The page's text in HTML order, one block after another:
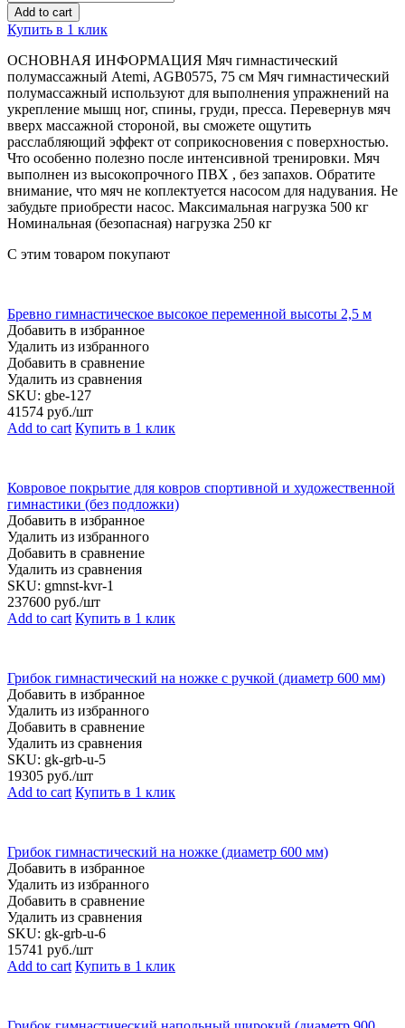
Add to cart
Купить в 1 клик
ОСНОВНАЯ ИНФОРМАЦИЯ Мяч гимнастический
полумассажный Atemi, AGB0575, 75 см Мяч гимнастический
полумассажный используют для выполнения упражнений на
укрепление мышц ног, спины, груди, пресса. Перевернув мяч
вверх массажной стороной, вы сможете ощутить
расслабляющий эффект от соприкосновения с поверхностью.
Что особенно полезно после интенсивной тренировки. Мяч
выполнен из высокопрочного ПВХ , без запахов. Обратите
внимание, что мяч не коплектуется насосом для надувания. Не
забудьте приобрести насос. Максимальная нагрузка 500 кг
Номинальная (безопасная) нагрузка 250 кг
С этим товаром покупают
Бревно гимнастическое высокое переменной высоты 2,5 м
Добавить в избранное
Удалить из избранного
Добавить в сравнение
Удалить из сравнения
SKU: gbe-127
41574 руб./шт
Add to cart Купить в 1 клик
Ковровое покрытие для ковров спортивной и художественной
гимнастики (без подложки)
Добавить в избранное
Удалить из избранного
Добавить в сравнение
Удалить из сравнения
SKU: gmnst-kvr-1
237600 руб./шт
Add to cart Купить в 1 клик
Грибок гимнастический на ножке с ручкой (диаметр 600 мм)
Добавить в избранное
Удалить из избранного
Добавить в сравнение
Удалить из сравнения
SKU: gk-grb-u-5
19305 руб./шт
Add to cart Купить в 1 клик
Грибок гимнастический на ножке (диаметр 600 мм)
Добавить в избранное
Удалить из избранного
Добавить в сравнение
Удалить из сравнения
SKU: gk-grb-u-6
15741 руб./шт
Add to cart Купить в 1 клик